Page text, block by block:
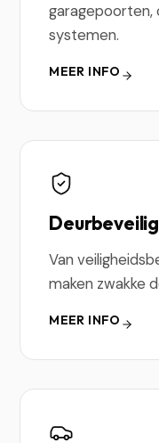
garagepoorten,
systemen.
MEER INFO
Van
maken zwakke
MEER INFO